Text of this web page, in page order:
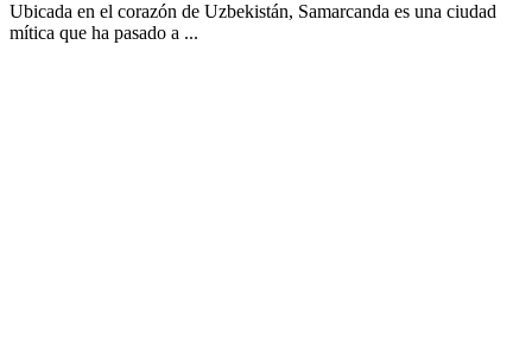
Ubicada en el corazón de Uzbekistán, Samarcanda es una ciudad
mítica que ha pasado a ...